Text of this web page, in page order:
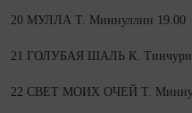
20 МУЛЛА Т. Миннуллин 19.00
21 ГОЛУБАЯ ШАЛЬ К.
22 СВЕТ МОИХ ОЧЕЙ Т.